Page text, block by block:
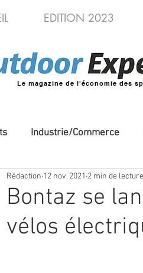
EDITION 2023
Le magazine de l'économie des
Industrie/Commerce
VAE Produits/Nouveautés
Bontaz se
vélos
Rédaction 12 nov. 2021 2 min de lecture